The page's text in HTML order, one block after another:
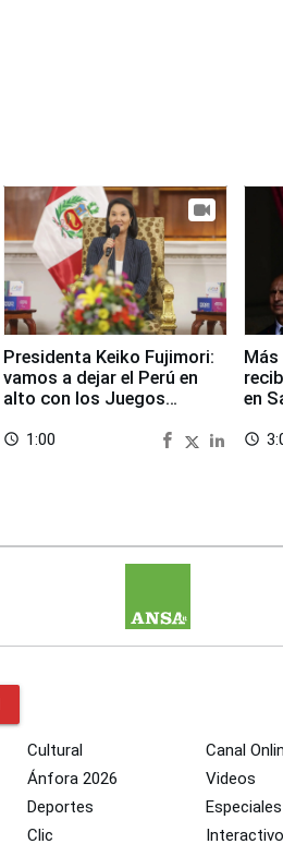
Presidenta Keiko Fujimori:
vamos a dejar el Perú en
alto con los Juegos
access_time 1:00
Más
en
access_time
Cultural
Ánfora 2026
Deportes
Clic
Canal
Videos
Especiales